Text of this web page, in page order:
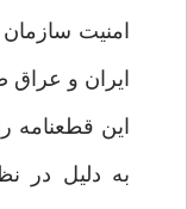
امنیت
ایران و
این قطعنامه
به دلیل در